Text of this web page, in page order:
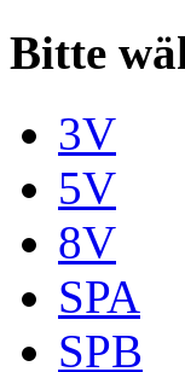
Bitte
3V
5V
8V
SPA
SPB